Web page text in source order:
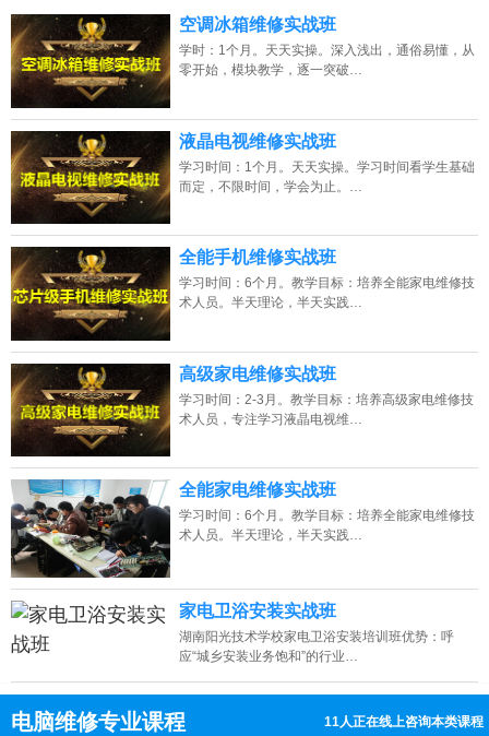
点击免费咨询电话：13807313137
空调冰箱维修实战班
学时：1个月。天天实操。深入浅出，通俗易懂，从
零开始，模块教学，逐一突破…
液晶电视维修实战班
学习时间：1个月。天天实操。学习时间看学生基础
而定，不限时间，学会为止。…
全能手机维修实战班
学习时间：6个月。教学目标：培养全能家电维修技
术人员。半天理论，半天实践…
高级家电维修实战班
学习时间：2-3月。教学目标：培养高级家电维修技
术人员，专注学习液晶电视维…
全能家电维修实战班
学习时间：6个月。教学目标：培养全能家电维修技
术人员。半天理论，半天实践…
家电卫浴安装实战班
湖南阳光技术学校家电卫浴安装培训班优势：呼
应“城乡安装业务饱和”的行业…
电脑维修专业课程 11人正在线上咨询本类课程